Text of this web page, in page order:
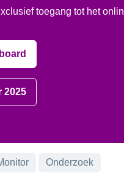
toegang tot het
2025
Onderzoek